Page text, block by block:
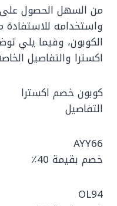
من السهل الحصول
واستخدامه
الكوبون، وفيما يلي
اكسترا والتفاصيل
كوبون خصم اكسترا
التفاصيل
AYY66
خصم بقيمة 40٪
OL94